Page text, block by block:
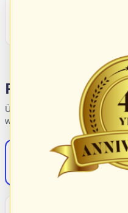
Portalbereiche
Übersicht der
weiterführende
S/HBV-Shop
Der Onlineshop des